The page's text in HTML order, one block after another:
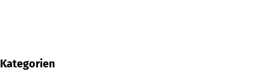
Kategorien